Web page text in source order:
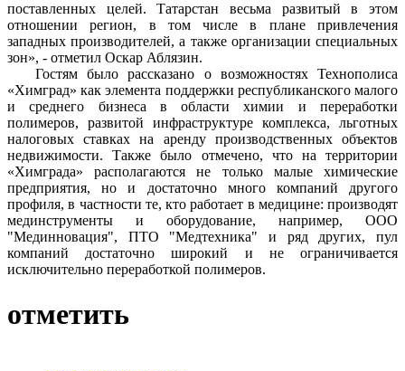
поставленных целей. Татарстан весьма развитый в этом
отношении регион, в том числе в плане привлечения
западных производителей, а также организации специальных
зон», - отметил Оскар Аблязин.
Гостям было рассказано о возможностях Технополиса
«Химград» как элемента поддержки республиканского малого
и среднего бизнеса в области химии и переработки
полимеров, развитой инфраструктуре комплекса, льготных
налоговых ставках на аренду производственных объектов
недвижимости. Также было отмечено, что на территории
«Химграда» располагаются не только малые химические
предприятия, но и достаточно много компаний другого
профиля, в частности те, кто работает в медицине: производят
мединструменты и оборудование, например, ООО
"Мединновация", ПТО "Медтехника" и ряд других, пул
компаний достаточно широкий и не ограничивается
исключительно переработкой полимеров.
отметить